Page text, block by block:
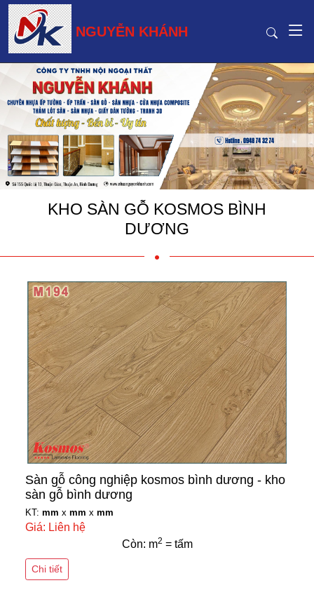
NGUYỄN KHÁNH
KHO SÀN GỖ KOSMOS BÌNH
DƯƠNG
Sàn gỗ công nghiệp kosmos bình dương - kho
sàn gỗ bình dương
KT: mm x mm x mm
Giá: Liên hệ
Còn: m2 = tấm
Chi tiết